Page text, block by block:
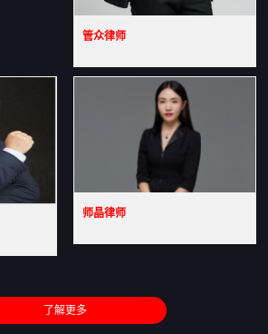
管众律师
师晶律师
了解更多